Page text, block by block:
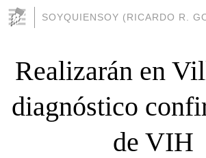
SOYQUIENSOY (RICARDO R.
Realizarán en
diagnóstico
de VIH